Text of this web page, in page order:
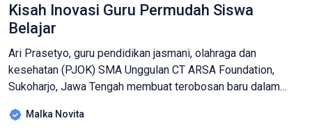
Kisah Inovasi Guru Permudah Siswa
Belajar
Ari Prasetyo, guru pendidikan jasmani, olahraga dan
kesehatan (PJOK) SMA Unggulan CT ARSA Foundation,
Sukoharjo, Jawa Tengah membuat terobosan baru dalam
Sport guna mempermudah kegiatan belajar-mengajar para
Malka Novita